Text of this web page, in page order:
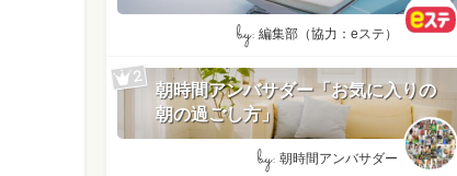
by: 編集部（協力：eステ）
朝時間アンバサダー「お気に入りの
朝の過ごし方」
by: 朝時間アンバサダー